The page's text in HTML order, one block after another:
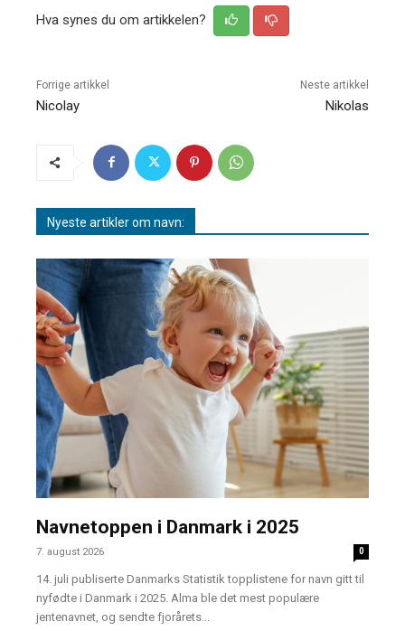
Hva synes du om artikkelen?
Forrige artikkel
Nicolay
Neste artikkel
Nikolas
Nyeste artikler om navn:
Navnetoppen i Danmark i 2025
7. august 2026 0
14. juli publiserte Danmarks Statistik topplistene for navn gitt til
nyfødte i Danmark i 2025. Alma ble det mest populære
jentenavnet, og sendte fjorårets...